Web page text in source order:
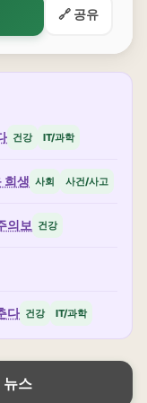
🔗 공유
건강 IT/과학
희생 사회 사건/사고
의보 건강
다 건강 IT/과학
뉴스